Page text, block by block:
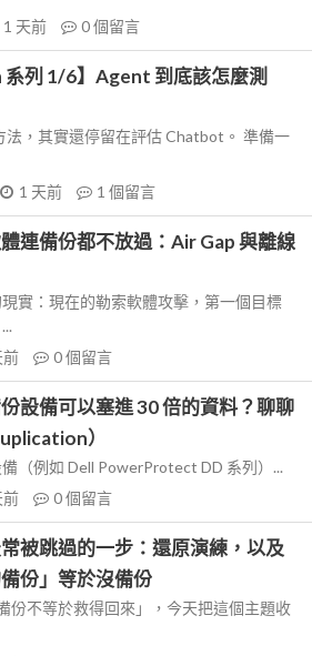
1 天前 0個留言
系列 1/6】Agent 到底該怎麼測
，其實還停留在評估 Chatbot。 準備一
1 天前 1 個留言
連備份都不放過：Air Gap 與離線
實：現在的勒索軟體攻擊，第一個目標
前 0個留言
設備可以塞進 30 倍的資料？聊聊
）
（例如 Dell PowerProtect DD 系列）...
前 0個留言
被跳過的一步：還原演練，以及
份」等於沒備份
份不等於救得回來」，今天把這個主題收